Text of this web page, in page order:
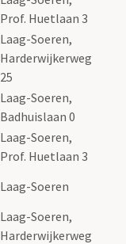
Prof. Huetlaan 3
Laag-Soeren,
Harderwijkerweg
25
Laag-Soeren,
Badhuislaan 0
Laag-Soeren,
Prof. Huetlaan 3
Laag-Soeren
Laag-Soeren,
Harderwijkerweg